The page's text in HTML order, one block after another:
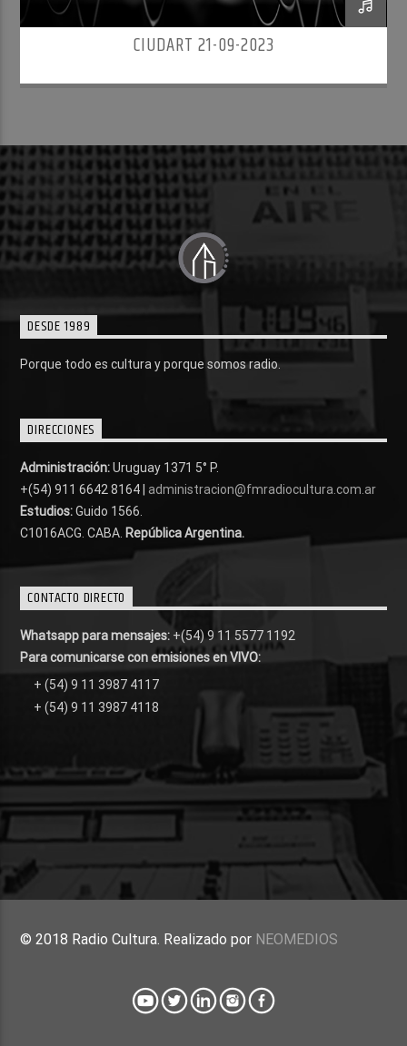
CIUDART 21-09-2023
DESDE 1989
Porque todo es cultura y porque somos radio.
DIRECCIONES
Administración:Uruguay 1371 5° P.
+(54) 911 6642 8164 | administracion@fmradiocultura.com.ar
Estudios:Guido 1566.
C1016ACG . CABA. República Argentina.
CONTACTO DIRECTO
Whatsapp para mensajes: +(54) 9 11 5577 1192
Para comunicarse con emisiones en VIVO:
+ (54) 9 11 3987 4117
+ (54) 9 11 3987 4118
© 2018 Radio Cultura. Realizado por NEOMEDIOS